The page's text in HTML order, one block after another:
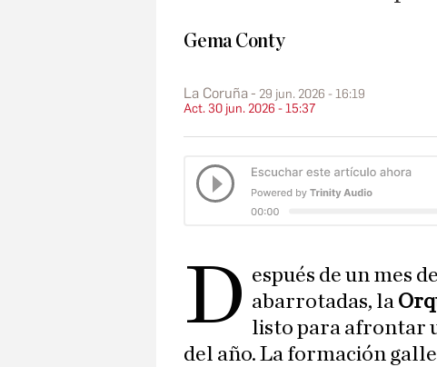
Gema Conty
La Coruña
29 jun. 2026 - 16:19
Act. 30 jun. 2026 - 15:37
D espués de un mes
abarrotadas, la
listo para afrontar
del año. La formación